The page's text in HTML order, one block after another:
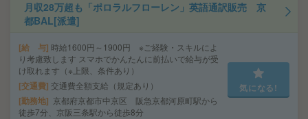
月収28万超も「ポロラルフローレン」英語通訳販売 京
都BAL[派遣]
給 与 時給1600円～1900円 ※ご経験・スキルによ
り考慮致します スマホでかんたんに前払いで給与が受
け取れます（※上限、条件あり）
交通費 交通費全額支給（規定あり）
勤務地
京都府京都市中京区 阪急京都河原町駅から
徒歩7分、京阪三条駅から徒歩8分
気になる!